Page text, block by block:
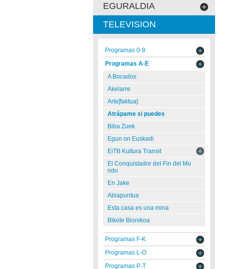
EGURALDIA
TELEVISION
Programas 0-9
Programas A-E
A Bocados
Akelarre
Arte[faktua]
Atrápame si puedes
Biba Zuek
Egun on Euskadi
EiTB Kultura Transit
El Conquistador del Fin del Mu
ndo
En Jake
Abiapuntua
Esta casa es una mina
Bikote Bionikoa
Programas F-K
Programas L-O
Programas P-T